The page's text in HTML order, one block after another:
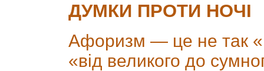
ДУМКИ ПРОТИ НОЧІ
Афоризм — це не так
«від великого до